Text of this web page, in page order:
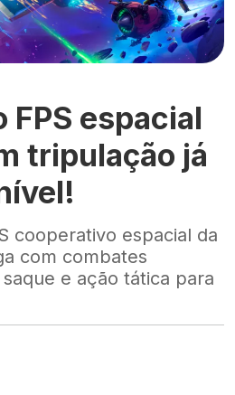
FPS espacial
tripulação já
cooperativo espacial da
com combates
e ação tática para